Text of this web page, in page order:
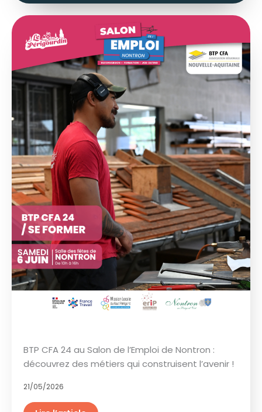
BTP CFA 24 au Salon de l’Emploi de Nontron :
découvrez des métiers qui construisent l’avenir !
21/05/2026